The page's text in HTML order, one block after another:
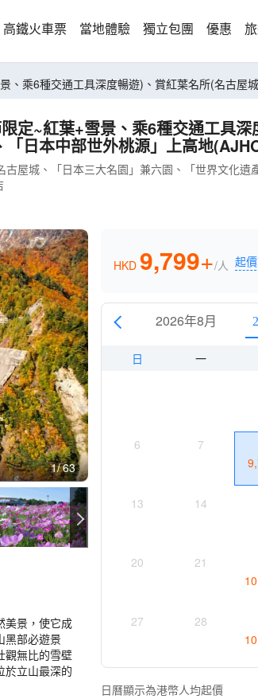
高鐵火車票 當地體驗 獨立包團 優惠
、乘6種交通工具深度暢遊)、賞紅葉名所(名古屋
定~紅葉+雪景、乘6種交通工具
日本中部世外桃源」上高地
屋城、「日本三大名園」兼六園、「世界文化
1 63
美景，使它成
黑部必遊景
觀無比的雪壁
於立山最深的
HKD 9,799+/人 起
2026年8月
日 一
6 7
13 14
20 21
27 28
日曆顯示為港幣人均起價